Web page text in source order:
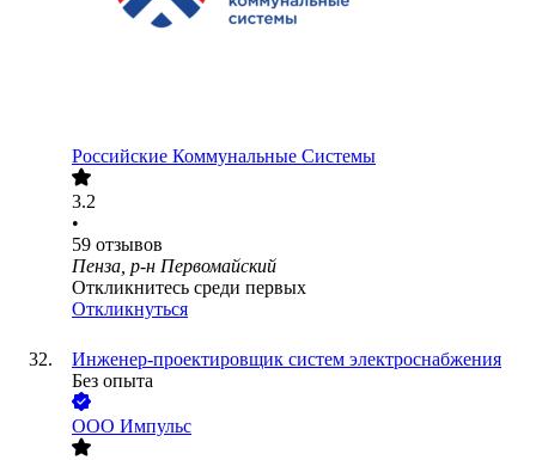
Российские Коммунальные Системы
3.2
•
59 отзывов
Пенза, р-н Первомайский
Откликнитесь среди первых
Откликнуться
Инженер-проектировщик систем электроснабжения
Без опыта
ООО Импульс